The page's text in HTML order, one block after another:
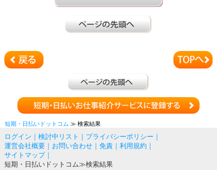
短期・日払いドットコム ≫ 検索結果
ログイン ｜ 検討中リスト ｜ プライバシーポリシー ｜
運営会社概要｜ お問い合わせ｜ 免責｜ 利用規約 ｜
サイトマップ｜
短期・日払いドットコム≫検索結果